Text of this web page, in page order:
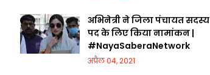
अभिनेत्री ने जिला पंचायत सदस्य
पद के लिए किया नामांकन |
#NayaSaberaNetwork
अप्रैल 04, 2021